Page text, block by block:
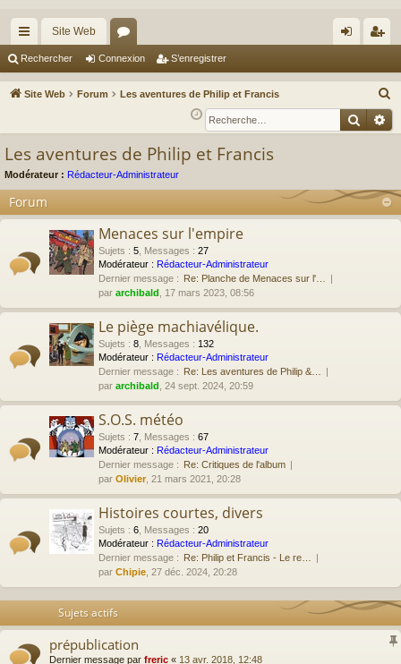
cc
ès
Site Web
or
u ne
xi
nr
eg
r
Rechercher Connexion S’enregistrer
Site Web Forum Les aventures de Philip et Francis
e
c
r
Les aventures de Philip et Francis
Modérateur : Rédacteur-Administrateur
Forum
Menaces sur l'empire
Sujets : 5 Messages : 27
Modérateur : Rédacteur-Administrateur
Dernier message :
Re: Planche de Menaces sur l'…
par archibald , 17 mars 2023, 08:56
Le piège machiavélique.
Sujets : 8 Messages : 132
Modérateur : Rédacteur-Administrateur
Dernier message :
Re: Les aventures de Philip &…
par archibald , 24 sept. 2024, 20:59
S.O.S. météo
Sujets : 7 Messages : 67
Modérateur : Rédacteur-Administrateur
Dernier message :
Re: Critiques de l'album
par Olivier , 21 mars 2021, 20:28
Histoires courtes, divers
Sujets : 6 Messages : 20
Modérateur : Rédacteur-Administrateur
Dernier message :
Re: Philip et Francis - Le re…
par Chipie , 27 déc. 2024, 20:28
Sujets actifs
prépublication
Dernier message par freric « 13 avr. 2018, 12:48